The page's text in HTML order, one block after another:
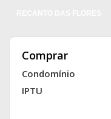
Comprar
Condomínio
IPTU